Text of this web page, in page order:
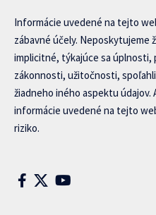
Informácie uvedené na tejto
zábavné účely. Neposkytujeme
implicitné, týkajúce sa
zákonnosti, užitočnosti,
žiadneho iného aspektu údajov.
informácie uvedené na tejto
riziko.